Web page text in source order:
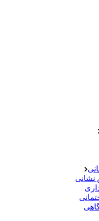
نشانی